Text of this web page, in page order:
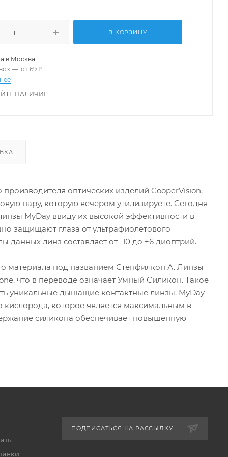
В КОРЗИНУ
в Москва
— от 69 ₽
НАЛИЧИЕ
оптических изделий CooperVision.
пару, которую вечером утилизируете. Сегодня
MyDay ввиду их высокой эффективности в
защищают глаза от ультрафиолетового
данных линз составляет от -10 до +6 диоптрий.
материала под названием Стенфилкон А. Линзы
что в переводе означает Умный Силикон. Такое
уникальные дышащие контактные линзы. MyDay
которое является максимальным в
силикона обеспечивает повышенную
ПОДПИСАТЬСЯ НА РАССЫЛКУ